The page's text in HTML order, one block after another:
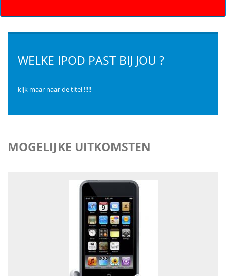
WELKE IPOD PAST BIJ JOU ?
kijk maar naar de titel !!!!!
MOGELIJKE UITKOMSTEN